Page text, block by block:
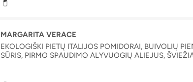
MARGARITA VERACE
EKOLOGIŠKI PIETŲ ITALIJOS POMIDORAI, BUIVOLIŲ
SŪRIS, PIRMO SPAUDIMO ALYVUOGIŲ ALIEJUS,